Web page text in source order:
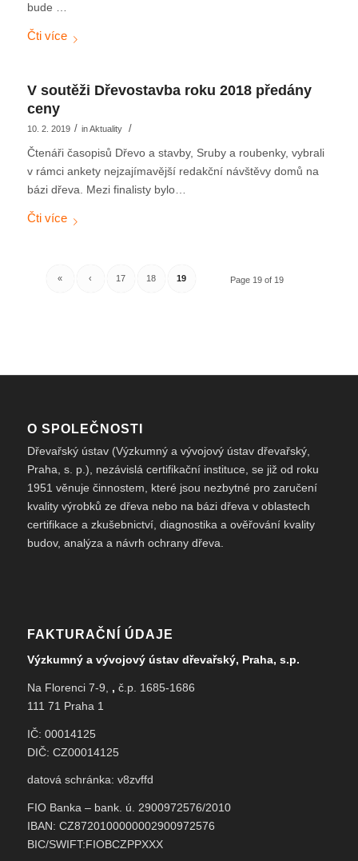
bude …
V soutěži Dřevostavba roku 2018 předány
ceny
10. 2. 2019 / inAktuality /
Čtenáři časopisů Dřevo a stavby, Sruby a roubenky, vybrali
v rámci ankety nejzajímavější redakční návštěvy domů na
bázi dřeva. Mezi finalisty bylo…
Page 19 of 19
« ‹ 17 18 19
O SPOLEČNOSTI
Dřevařský ústav (Výzkumný a vývojový ústav dřevařský,
Praha, s. p.), nezávislá certifikační instituce, se již od roku
1951 věnuje činnostem, které jsou nezbytné pro zaručení
kvality výrobků ze dřeva nebo na bázi dřeva v oblastech
certifikace a zkušebnictví, diagnostika a ověřování kvality
budov, analýza a návrh ochrany dřeva.
FAKTURAČNÍ ÚDAJE
Výzkumný a vývojový ústav dřevařský, Praha, s.p.
Na Florenci 7-9, , č.p. 1685-1686
111 71 Praha 1
IČ: 00014125
DIČ: CZ00014125
datová schránka: v8zvffd
FIO Banka – bank. ú. 2900972576/2010
IBAN: CZ8720100000002900972576
BIC/SWIFT:FIOBCZPPXXX